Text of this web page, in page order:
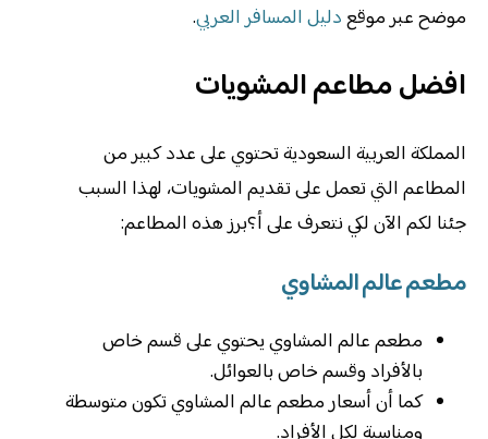
موضح عبر موقعدليل المسافر العربي.
افضل مطاعم المشويات
المملكة العربية السعودية تحتوي على عدد كبير من
المطاعم التي تعمل على تقديم المشويات، لهذا السبب
جئنا لكم الآن لكي نتعرف على أ؟برز هذه المطاعم:
مطعم عالم المشاوي
مطعم عالم المشاوي يحتوي على قسم خاص
بالأفراد وقسم خاص بالعوائل.
كما أن أسعار مطعم عالم المشاوي تكون متوسطة